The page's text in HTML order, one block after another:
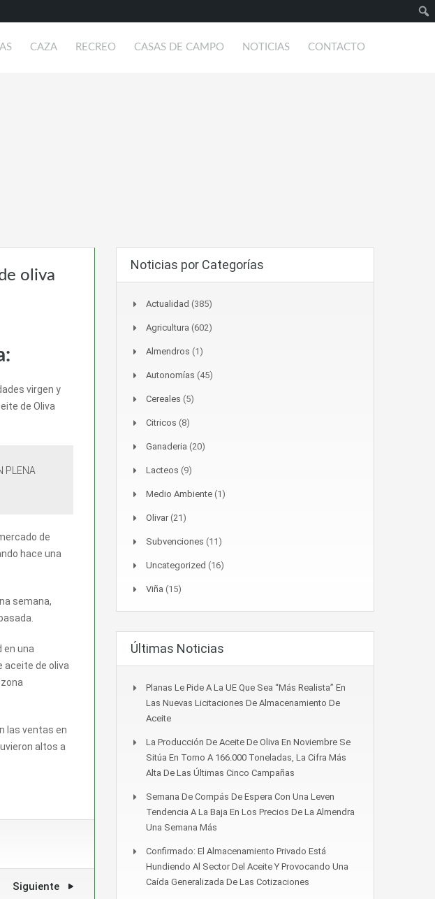
CAZA RECREO CASAS DE CAMPO NOTICIAS CONTACTO
oliva
virgen y
de Oliva
PLENA
de
hace una
semana,
en una
aceite de oliva
las ventas en
altos a
Siguiente
Noticias por Categorías
Actualidad (385)
Agricultura (602)
Almendros (1)
Autonomías (45)
Cereales (5)
Citricos (8)
Ganaderia (20)
Lacteos (9)
Medio Ambiente (1)
Olivar(21)
Subvenciones (11)
Uncategorized (16)
Viña (15)
Últimas Noticias
Planas Le Pide A La UE Que Sea “más Realista” En
Las Nuevas Licitaciones De Almacenamiento De
Aceite
La Producción De Aceite De Oliva En Noviembre Se
Sitúa En Torno A 166.000 Toneladas, La Cifra Más
Alta De Las Últimas Cinco Campañas
Semana De Compás De Espera Con Una Leven
Tendencia A La Baja En Los Precios De La Almendra
Una Semana Más
Confirmado: El Almacenamiento Privado Está
Hundiendo Al Sector Del Aceite Y Provocando Una
Caída Generalizada De Las Cotizaciones